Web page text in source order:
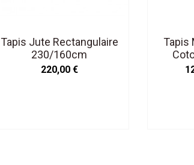
Tapis Jute Rectangulaire
230/160cm
220,00 €
Tapis